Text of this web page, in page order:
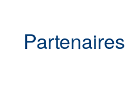
Partenaires